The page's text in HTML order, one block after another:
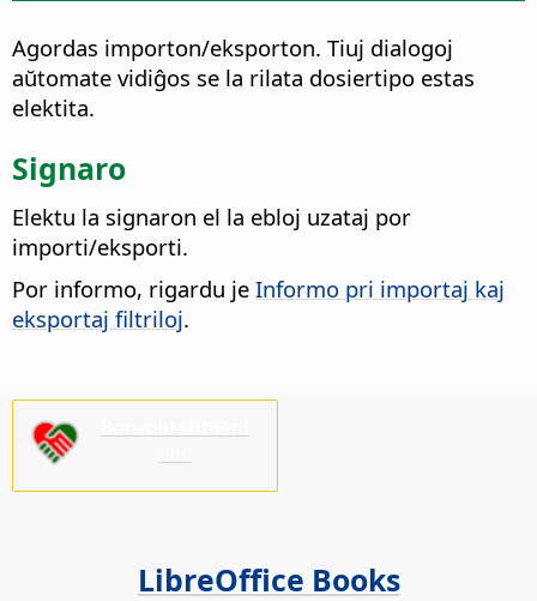
Agordas importon/eksporton. Tiuj dialogoj
aŭtomate vidiĝos se la rilata dosiertipo estas
elektita.
Signaro
Elektu la signaron el la ebloj uzataj por
importi/eksporti.
Por informo, rigardu je Informo pri importaj kaj
eksportaj filtriloj.
LibreOffice Books